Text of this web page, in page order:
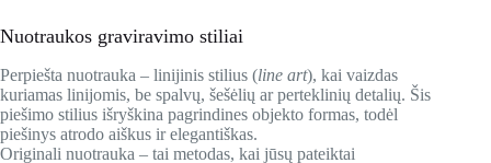
Nuotraukos graviravimo stiliai
Perpiešta nuotrauka – linijinis stilius (line art), kai vaizdas
kuriamas linijomis, be spalvų, šešėlių ar perteklinių detalių. Šis
piešimo stilius išryškina pagrindines objekto formas, todėl
piešinys atrodo aiškus ir elegantiškas.
Originali nuotrauka – tai metodas, kai jūsų pateiktai